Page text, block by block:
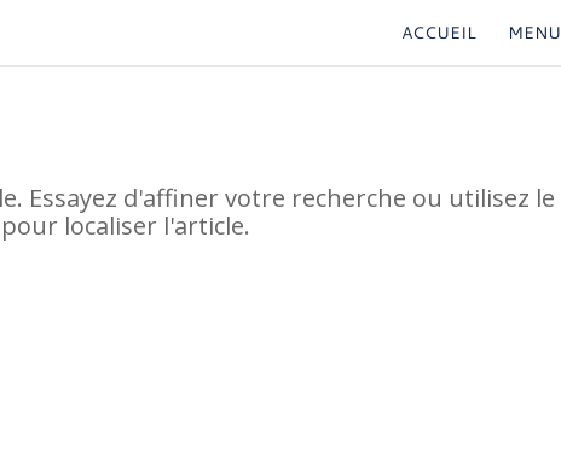
ACCUEIL MENU
Essayez d'affiner votre recherche ou utilisez le
localiser l'article.